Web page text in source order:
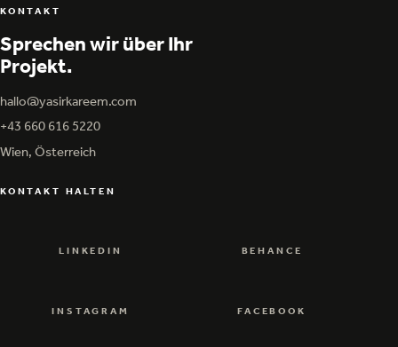
KONTAKT
Sprechen wir über Ihr
Projekt.
hallo@yasirkareem.com
hallo@yasirkareem.com
+43 660 616 5220
+43 660 616 5220
Wien, Österreich
KONTAKT HALTEN
LINKEDIN BEHANCE
INSTAGRAM FACEBOOK